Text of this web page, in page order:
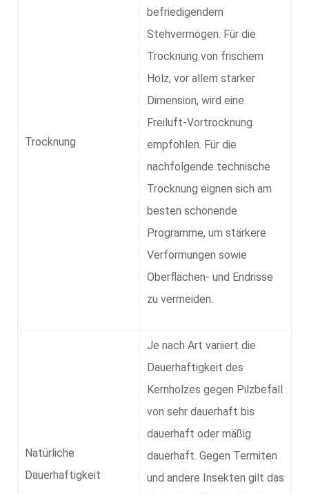
Trocknung
befriedigendem
Stehvermögen. Für die
Trocknung von frischem
Holz, vor allem starker
Dimension, wird eine
Freiluft-Vortrocknung
empfohlen. Für die
nachfolgende technische
Trocknung eignen sich am
besten schonende
Programme, um stärkere
Verformungen sowie
Oberflächen- und Endrisse
zu vermeiden.
Natürliche
Dauerhaftigkeit
Je nach Art variiert die
Dauerhaftigkeit des
Kernholzes gegen Pilzbefall
von sehr dauerhaft bis
dauerhaft oder mäßig
dauerhaft. Gegen Termiten
und andere Insekten gilt das